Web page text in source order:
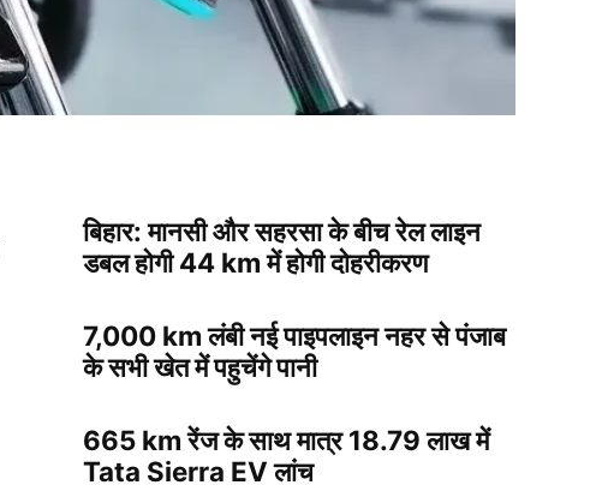
बिहार: मानसी और सहरसा के बीच रेल लाइन
डबल होगी 44 km में होगी दोहरीकरण
7,000 km लंबी नई पाइपलाइन नहर से पंजाब
के सभी खेत में पहुचेंगे पानी
665 km रेंज के साथ मात्र 18.79 लाख में
Tata Sierra EV लांच